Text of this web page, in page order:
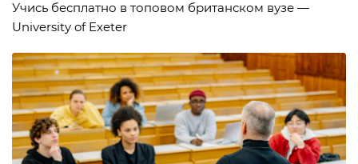
Учись бесплатно в топовом британском вузе —
University of Exeter